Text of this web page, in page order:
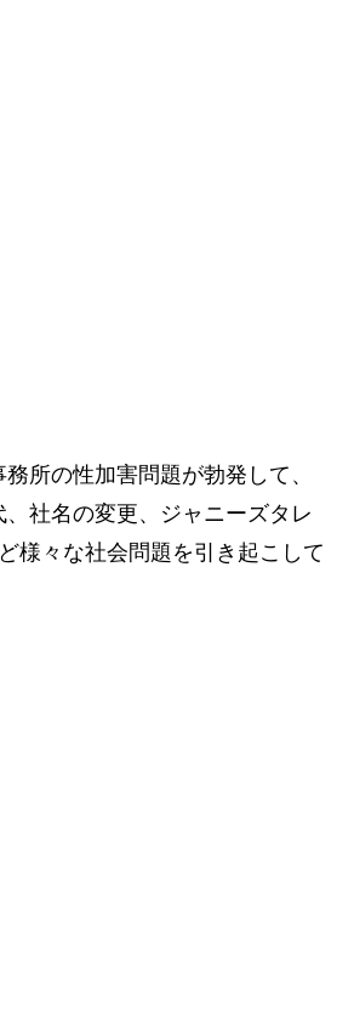
所の性加害問題が勃発して、
社名の変更、ジャニーズタレ
様々な社会問題を引き起こして